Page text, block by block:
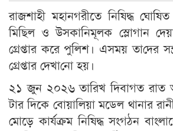
রাজশাহী মহানগরীতে নিষিদ্ধ
মিছিল ও উসকানিমূলক স্লোগান
গ্রেপ্তার করে পুলিশ। এসময় তা‌দের
গ্রেপ্তার ‌দেখা‌নো হয়।
২১ জুন ২০২৬ তারিখ দিবাগত
টার দিকে বোয়ালিয়া মডেল থানার
মোড়ে কার্যক্রম নিষিদ্ধ সংগঠন